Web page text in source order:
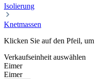
Isolierung
Knetmassen
Klicken Sie auf den Pfeil,
Verkaufseinheit auswählen
Eimer
Eimer